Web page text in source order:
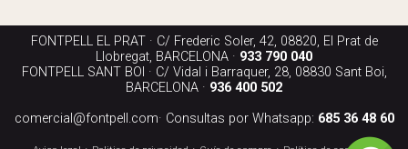
FONTPELL EL PRAT · C/ Frederic Soler, 42, 08820, El Prat de
Llobregat, BARCELONA · 933 790 040
FONTPELL SANT BOI · C/ Vidal i Barraquer, 28, 08830 Sant Boi,
BARCELONA · 936 400 502
comercial@fontpell.com· Consultas por Whatsapp: 685 36 48 60